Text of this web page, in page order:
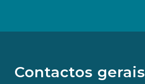
Contactos gerais
redes
sociais